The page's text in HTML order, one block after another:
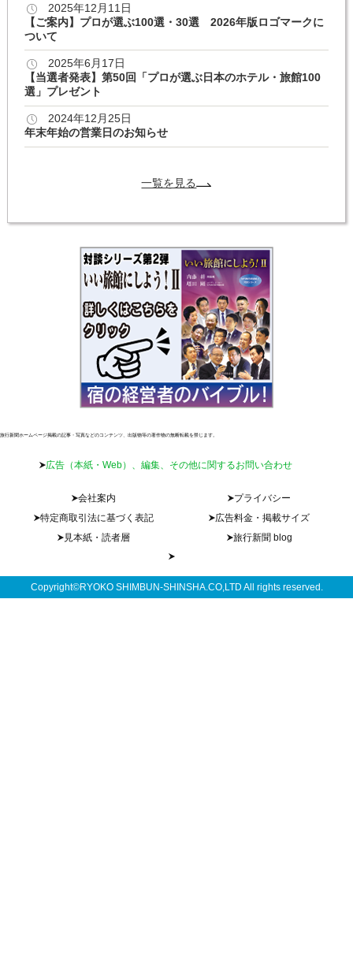
2025年12月11日
【ご案内】プロが選ぶ100選・30選 2026年版ロゴマークに
ついて
2025年6月17日
【当選者発表】第50回「プロが選ぶ日本のホテル・旅館100
選」プレゼント
2024年12月25日
年末年始の営業日のお知らせ
一覧を見る
旅行新聞ホームページ掲載の記事・写真などのコンテンツ、出版物等の著作物の無断転載を禁じます。
広告（本紙・Web）、編集、その他に関するお問い合わせ
会社案内
プライバシー
特定商取引法に基づく表記
広告料金・掲載サイズ
見本紙・読者層
旅行新聞 blog
Copyright©RYOKO SHIMBUN-SHINSHA.CO,LTD All rights reserved.